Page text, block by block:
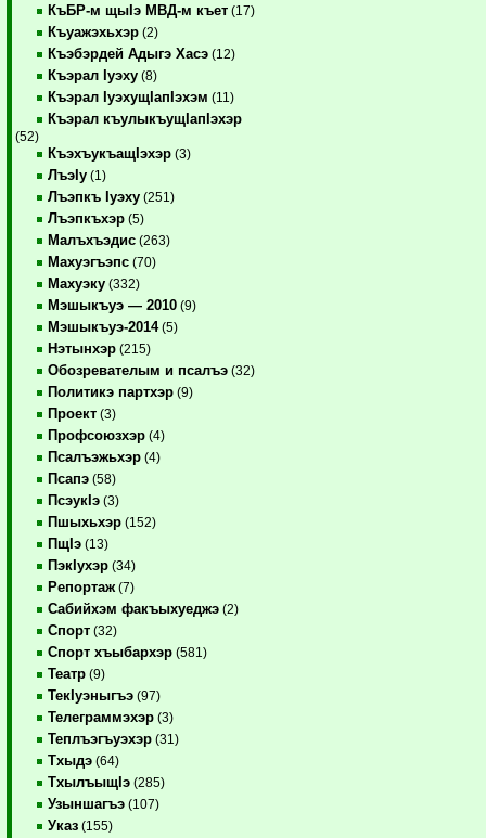
КъБР-м щыIэ МВД-м къет (17)
Къуажэхьхэр (2)
Къэбэрдей Адыгэ Хасэ (12)
Къэрал Iуэху (8)
Къэрал IуэхущIапIэхэм (11)
Къэрал къулыкъущIапIэхэр
(52)
КъэхъукъащIэхэр (3)
ЛъэIу (1)
Лъэпкъ Iуэху (251)
Лъэпкъхэр (5)
Малъхъэдис (263)
Махуэгъэпс (70)
Махуэку (332)
Мэшыкъуэ — 2010 (9)
Мэшыкъуэ-2014(5)
Нэтынхэр (215)
Обозревателым и псалъэ (32)
Политикэ партхэр (9)
Проект (3)
Профсоюзхэр (4)
Псалъэжьхэр (4)
Псапэ (58)
ПсэукIэ (3)
Пшыхьхэр (152)
ПщIэ (13)
ПэкIухэр (34)
Репортаж (7)
Сабийхэм факъыхуеджэ (2)
Спорт (32)
Спорт хъыбархэр (581)
Театр (9)
ТекIуэныгъэ (97)
Телеграммэхэр (3)
Теплъэгъуэхэр (31)
Тхыдэ (64)
ТхылъыщIэ (285)
Узыншагъэ (107)
Указ (155)